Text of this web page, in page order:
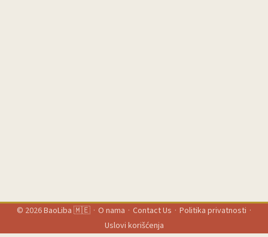
© 2026BaoLiba 🇲🇪 · O nama · Contact Us · Politika privatnosti ·
Uslovi korišćenja